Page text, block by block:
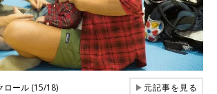
ロール (15/18) ▶元記事を見る